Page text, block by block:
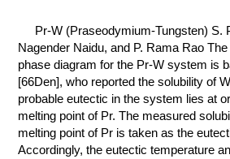
ХИМИЯ НА
ПРОИЗВОДСТВЕ
И ХИМИЧЕСКАЯ
ТЕХНОЛОГИЯ
КОНТАКТЫ
Pr-W (Praseodymium-Tungsten) S.
Nagender Naidu, and P. Rama Rao
phase diagram for the Pr-W system is
[66Den], who reported the solubility of
probable eutectic in the system lies at
melting point of Pr. The measured
melting point of Pr is taken as the
Accordingly, the eutectic temperature